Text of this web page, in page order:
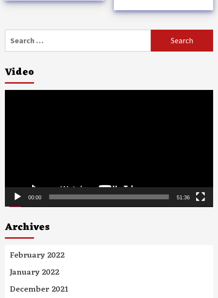
Search
for:
Video
00:00 51:36
Archives
February 2022
January 2022
December 2021